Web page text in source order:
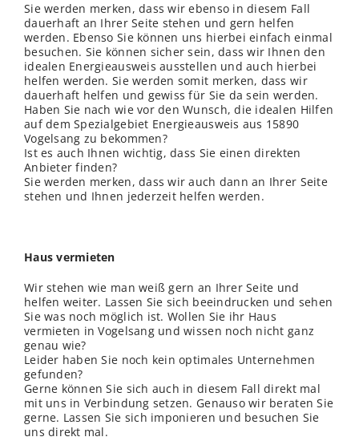
Sie werden merken, dass wir ebenso in diesem Fall
dauerhaft an Ihrer Seite stehen und gern helfen
werden. Ebenso Sie können uns hierbei einfach einmal
besuchen. Sie können sicher sein, dass wir Ihnen den
idealen Energieausweis ausstellen und auch hierbei
helfen werden. Sie werden somit merken, dass wir
dauerhaft helfen und gewiss für Sie da sein werden.
Haben Sie nach wie vor den Wunsch, die idealen Hilfen
auf dem Spezialgebiet Energieausweis aus 15890
Vogelsang zu bekommen?
Ist es auch Ihnen wichtig, dass Sie einen direkten
Anbieter finden?
Sie werden merken, dass wir auch dann an Ihrer Seite
stehen und Ihnen jederzeit helfen werden.
Haus vermieten
Wir stehen wie man weiß gern an Ihrer Seite und
helfen weiter. Lassen Sie sich beeindrucken und sehen
Sie was noch möglich ist. Wollen Sie ihr Haus
vermieten in Vogelsang und wissen noch nicht ganz
genau wie?
Leider haben Sie noch kein optimales Unternehmen
gefunden?
Gerne können Sie sich auch in diesem Fall direkt mal
mit uns in Verbindung setzen. Genauso wir beraten Sie
gerne. Lassen Sie sich imponieren und besuchen Sie
uns direkt mal.